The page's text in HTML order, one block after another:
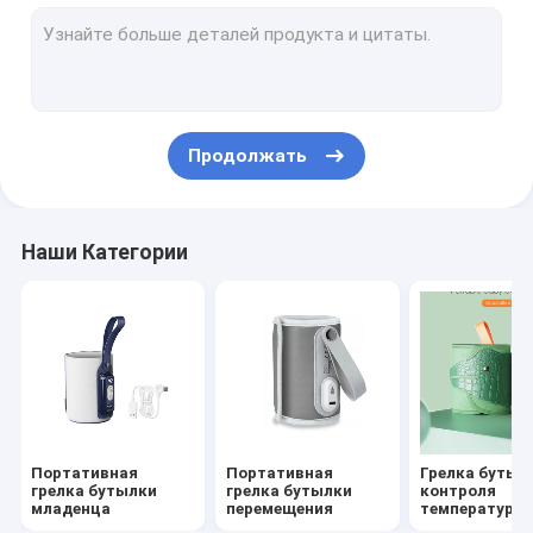
детская щетка для ванны
Детская ложка и вилка
Ночной и дневный отсосок
Продолжать
Наши Категории
Портативная
грелка бутылки
младенца
Портативная
грелка бутылки
перемещения
Грелка
контроля
температуры